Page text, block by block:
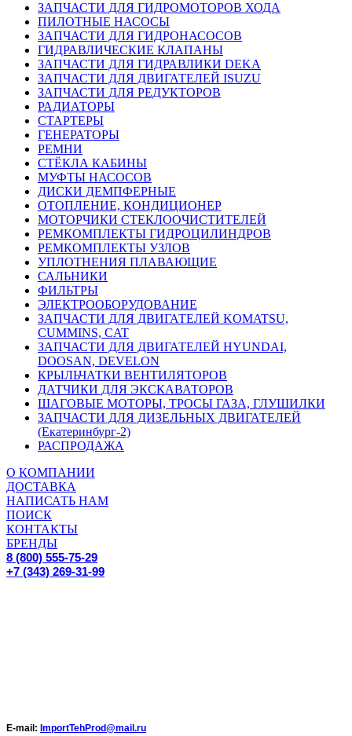
ЗАПЧАСТИ ДЛЯ ГИДРОМОТОРОВ ХОДА
ПИЛОТНЫЕ НАСОСЫ
ЗАПЧАСТИ ДЛЯ ГИДРОНАСОСОВ
ГИДРАВЛИЧЕСКИЕ КЛАПАНЫ
ЗАПЧАСТИ ДЛЯ ГИДРАВЛИКИ DEKA
ЗАПЧАСТИ ДЛЯ ДВИГАТЕЛЕЙ ISUZU
ЗАПЧАСТИ ДЛЯ РЕДУКТОРОВ
РАДИАТОРЫ
СТАРТЕРЫ
ГЕНЕРАТОРЫ
РЕМНИ
СТЁКЛА КАБИНЫ
МУФТЫ НАСОСОВ
ДИСКИ ДЕМПФЕРНЫЕ
ОТОПЛЕНИЕ, КОНДИЦИОНЕР
МОТОРЧИКИ СТЕКЛООЧИСТИТЕЛЕЙ
РЕМКОМПЛЕКТЫ ГИДРОЦИЛИНДРОВ
РЕМКОМПЛЕКТЫ УЗЛОВ
УПЛОТНЕНИЯ ПЛАВАЮЩИЕ
САЛЬНИКИ
ФИЛЬТРЫ
ЭЛЕКТРООБОРУДОВАНИЕ
ЗАПЧАСТИ ДЛЯ ДВИГАТЕЛЕЙ KOMATSU,
CUMMINS, CAT
ЗАПЧАСТИ ДЛЯ ДВИГАТЕЛЕЙ HYUNDAI,
DOOSAN, DEVELON
КРЫЛЬЧАТКИ ВЕНТИЛЯТОРОВ
ДАТЧИКИ ДЛЯ ЭКСКАВАТОРОВ
ШАГОВЫЕ МОТОРЫ, ТРОСЫ ГАЗА, ГЛУШИЛКИ
ЗАПЧАСТИ ДЛЯ ДИЗЕЛЬНЫХ ДВИГАТЕЛЕЙ
(Екатеринбург-2)
РАСПРОДАЖА
О КОМПАНИИ
ДОСТАВКА
НАПИСАТЬ НАМ
ПОИСК
КОНТАКТЫ
БРЕНДЫ
8 (800) 555-75-29
+7 (343) 269-31-99
E-mail: ImportTehProd@mail.ru